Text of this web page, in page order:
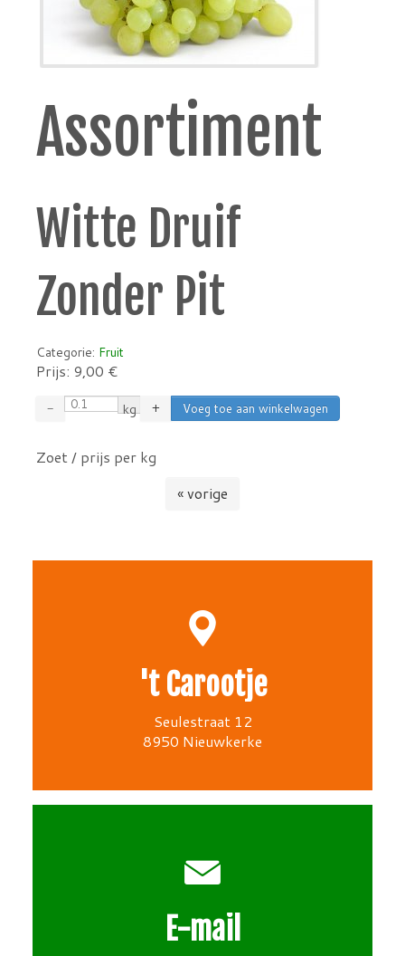
Assortiment
Witte Druif
Zonder Pit
Categorie: Fruit
Prijs: 9,00 €
− kg +
Zoet / prijs per kg
« vorige
't Carootje
Seulestraat 12
8950 Nieuwkerke
E-mail